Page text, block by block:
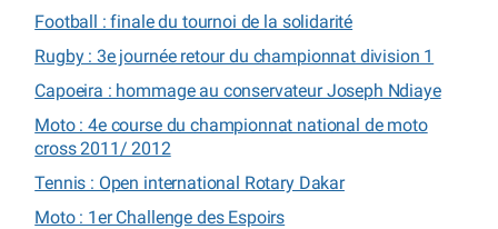
Football : finale du tournoi de la solidarité
Rugby : 3e journée retour du championnat division 1
Capoeira : hommage au conservateur Joseph Ndiaye
Moto : 4e course du championnat national de moto
cross 2011/ 2012
Tennis : Open international Rotary Dakar
Moto : 1er Challenge des Espoirs